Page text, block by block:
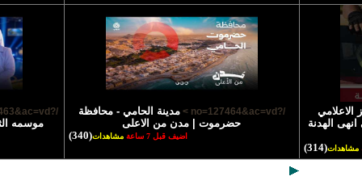
الاعلامي
الهدنة
مشاهدات(314)
/?no=127464&ac=vd >
مدينة الحامي - محافظة
حضرموت | مدن من الاعلى
اضيف قبل 7 ساعة مشاهدات(340)
/?no=127463&ac=vd >
موسمه